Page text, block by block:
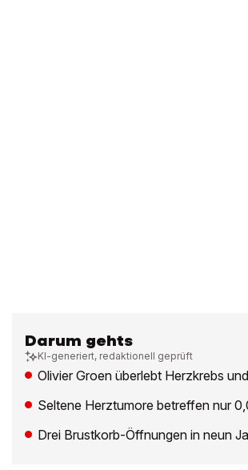
Darum gehts
KI-generiert, redaktionell geprüft
Olivier Groen überlebt Herzkrebs
Seltene Herztumore betreffen nur
Drei Brustkorb-Öffnungen in neun